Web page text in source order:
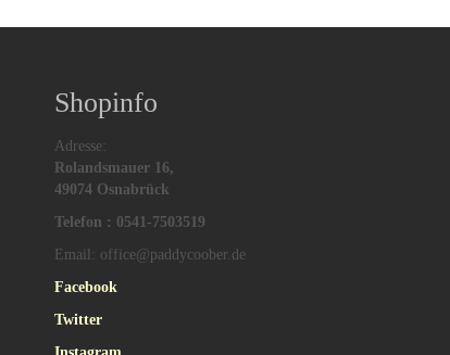
Shopinfo
Adresse:
Rolandsmauer 16,
49074 Osnabrück
Telefon : 0541-7503519
Email: office@paddycoober.de
Facebook
Twitter